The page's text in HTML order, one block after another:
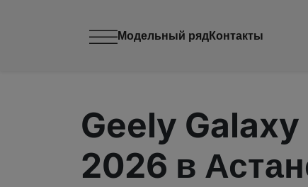
Модельный рядКонтакты
Geely Galaxy
2026 в